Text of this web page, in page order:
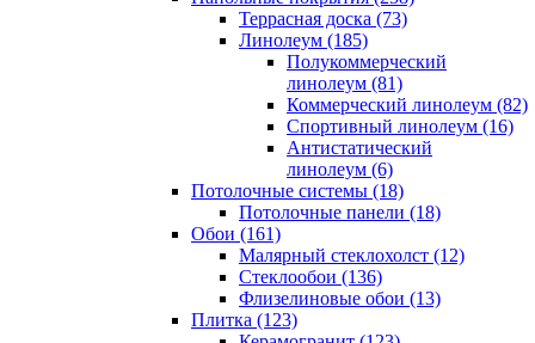
Террасная доска (73)
Линолеум (185)
Полукоммерческий
линолеум (81)
Коммерческий линолеум (82)
Спортивный линолеум (16)
Антистатический
линолеум (6)
Потолочные системы (18)
Потолочные панели (18)
Обои (161)
Малярный стеклохолст (12)
Стеклообои (136)
Флизелиновые обои (13)
Плитка (123)